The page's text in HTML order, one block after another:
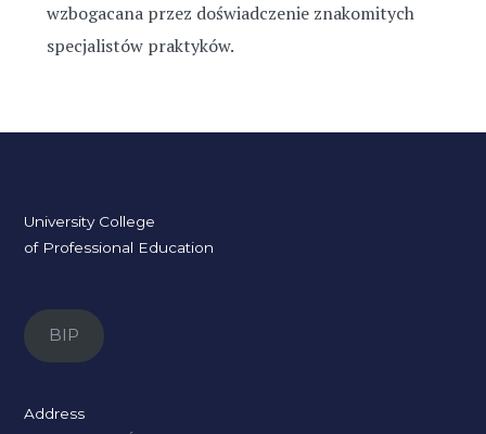
wzbogacana przez doświadczenie znakomitych
specjalistów praktyków.
University College
of Professional Education
BIP
Address